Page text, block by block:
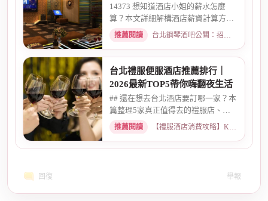
｜2026最新
14373 想知道酒店小姐的薪水怎麼
算？本文詳細解構酒店薪資計算方
式，從「坐檯節數」的基本概念、...
推薦閱讀 台北鋼琴酒吧公關：招募條件與工作環境介紹 · 2026-03-09
台北禮服便服酒店推薦排行｜
2026最新TOP5帶你嗨翻夜生活
## 還在想去台北酒店要訂哪一家？本
篇整理5家真正值得去的禮服店、便
服店，從氣氛、小姐素質、消...
推薦閱讀 【禮服酒店消費攻略】KTV喝酒娛樂、價格試算 · 2026-05-08
回復 舉報